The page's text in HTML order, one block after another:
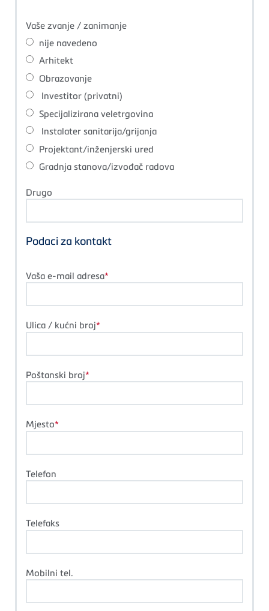
Vaše zvanje / zanimanje
nije navedeno
Arhitekt
Obrazovanje
Investitor (privatni)
Specijalizirana veletrgovina
Instalater sanitarija/grijanja
Projektant/inženjerski ured
Gradnja stanova/izvođač radova
Drugo
Podaci za kontakt
Vaša e-mail adresa
Ulica / kućni broj
Poštanski broj
Mjesto
Telefon
Telefaks
Mobilni tel.